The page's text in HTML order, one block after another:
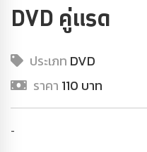
DVD คู่แรด
ประเภท DVD
ราคา 110 บาท
-